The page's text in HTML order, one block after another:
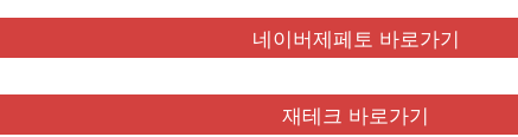
네이버제페토 바로가기
재테크 바로가기